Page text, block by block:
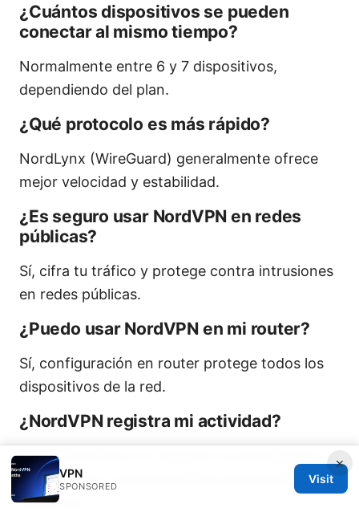
¿Cuántos dispositivos se pueden
conectar al mismo tiempo?
Normalmente entre 6 y 7 dispositivos,
dependiendo del plan.
¿Qué protocolo es más rápido?
NordLynx (WireGuard) generalmente ofrece
mejor velocidad y estabilidad.
¿Es seguro usar NordVPN en redes
públicas?
Sí, cifra tu tráfico y protege contra intrusiones
en redes públicas.
¿Puedo usar NordVPN en mi router?
Sí, configuración en router protege todos los
dispositivos de la red.
¿NordVPN registra mi actividad?
NordVPN afirma no registrar la actividad del
usuario, pero revisa la política actual para
confirmar.
×
VPN
SPONSORED
Visit